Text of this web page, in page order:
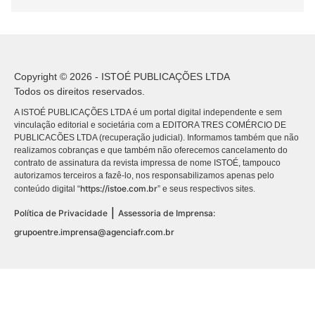
Copyright © 2026 - ISTOÉ PUBLICAÇÕES LTDA
Todos os direitos reservados.
A ISTOÉ PUBLICAÇÕES LTDA é um portal digital independente e sem
vinculação editorial e societária com a EDITORA TRES COMÉRCIO DE
PUBLICACÕES LTDA (recuperação judicial). Informamos também que não
realizamos cobranças e que também não oferecemos cancelamento do
contrato de assinatura da revista impressa de nome ISTOÉ, tampouco
autorizamos terceiros a fazê-lo, nos responsabilizamos apenas pelo
conteúdo digital “https://istoe.com.br” e seus respectivos sites.
Política de Privacidade | Assessoria de Imprensa:
grupoentre.imprensa@agenciafr.com.br